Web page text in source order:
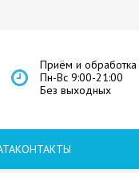
Приём и обработка
Пн-Вс 9:00-21:00
Без выходных
КОНТАКТЫ